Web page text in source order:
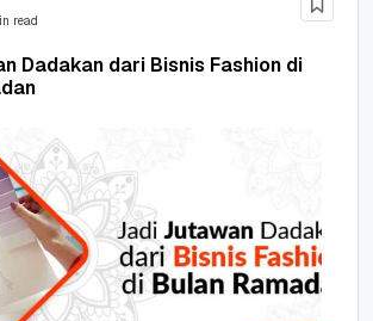
read
Dadakan dari Bisnis Fashion di